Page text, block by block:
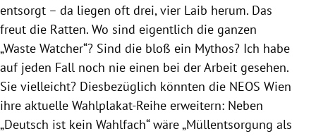
entsorgt – da liegen oft drei, vier Laib herum. Das
freut die Ratten. Wo sind eigentlich die ganzen
„Waste Watcher“? Sind die bloß ein Mythos? Ich habe
auf jeden Fall noch nie einen bei der Arbeit gesehen.
Sie vielleicht? Diesbezüglich könnten die NEOS Wien
ihre aktuelle Wahlplakat-Reihe erweitern: Neben
„Deutsch ist kein Wahlfach“ wäre „Müllentsorgung als